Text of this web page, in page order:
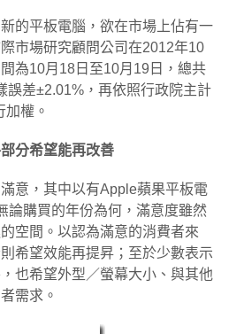
的平板電腦，欲在市場上佔有一
市場研究顧問公司在2012年10
為10月18日至10月19日，總共
誤差±2.01%，再依照行政院主計
權。
分希望能再改善
意，其中以有Apple蘋果平板電
論購買的年份為何，滿意度雖然
空間。以認為滿意的消費者來
希望效能再提昇；至於少數表示
也希望外型／螢幕大小、與其他
需求。